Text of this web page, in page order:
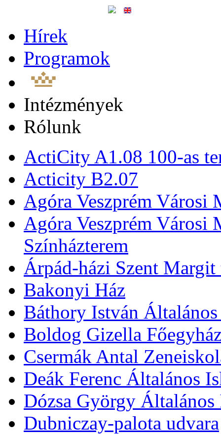
Hírek
Programok
Intézmények
Rólunk
ActiCity A1.08 100-as
Acticity B2.07
Agóra Veszprém Városi
Agóra Veszprém Városi
Színházterem
Árpád-házi Szent
Bakonyi Ház
Báthory István
Boldog Gizella
Csermák Antal
Deák Ferenc Általános
Dózsa György Általános
Dubniczay-palota udvara